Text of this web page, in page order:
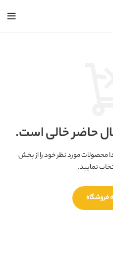
حاضر خالی است.
محصولات مورد نظر خود را از بخش
نمایید.
فروشگاه